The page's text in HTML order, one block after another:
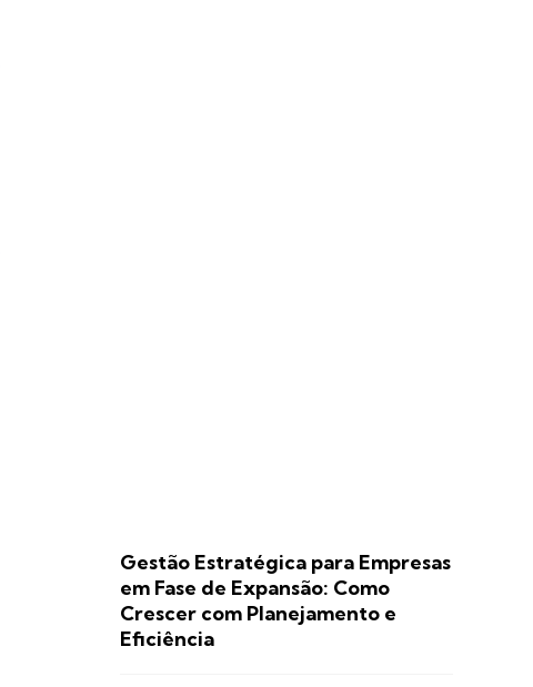
Gestão Estratégica para Empresas
em Fase de Expansão: Como
Crescer com Planejamento e
Eficiência